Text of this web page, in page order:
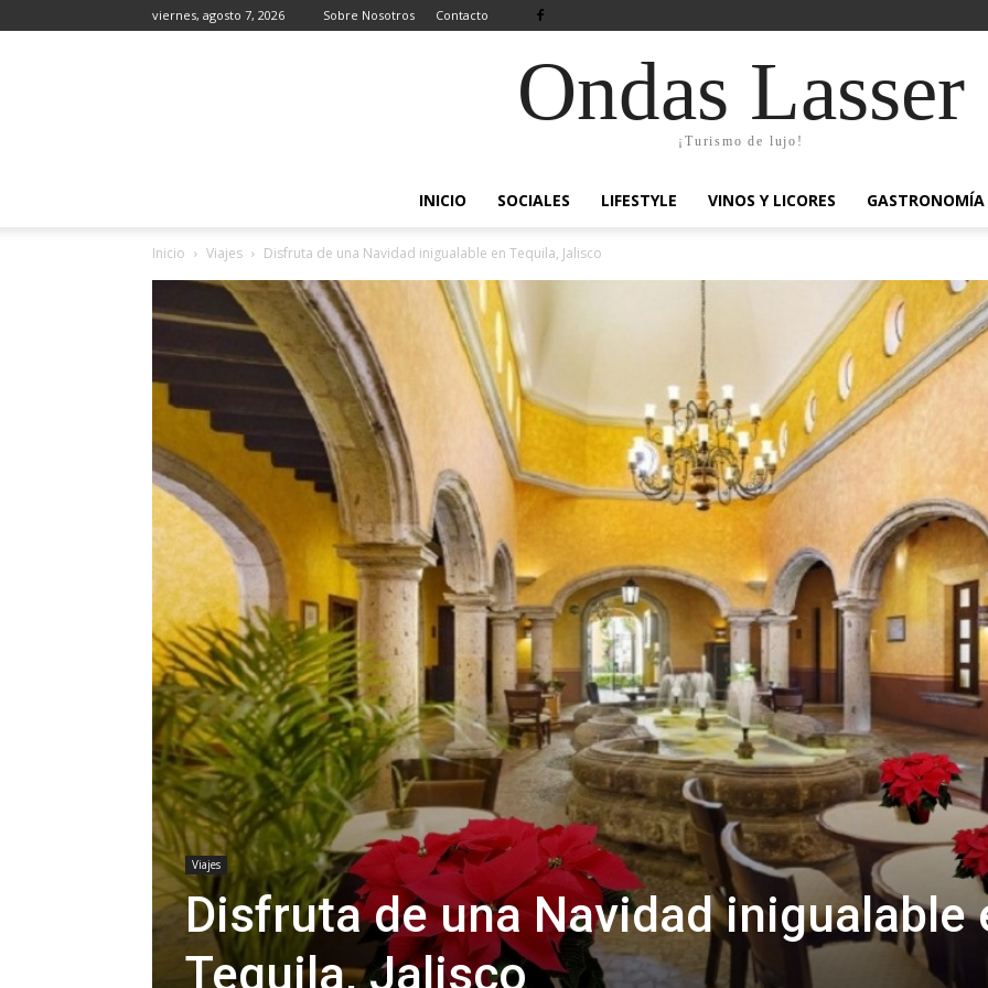
viernes, agosto 7, 2026 Sobre Nosotros Contacto
Ondas Lasser
¡Turismo de lujo!
INICIO SOCIALES LIFESTYLE VINOS Y LICORES GASTRONOMÍA
Inicio Viajes Disfruta de una Navidad inigualable en Tequila, Jalisco
Viajes
Disfruta de una Navidad inigualable
Tequila, Jalisco